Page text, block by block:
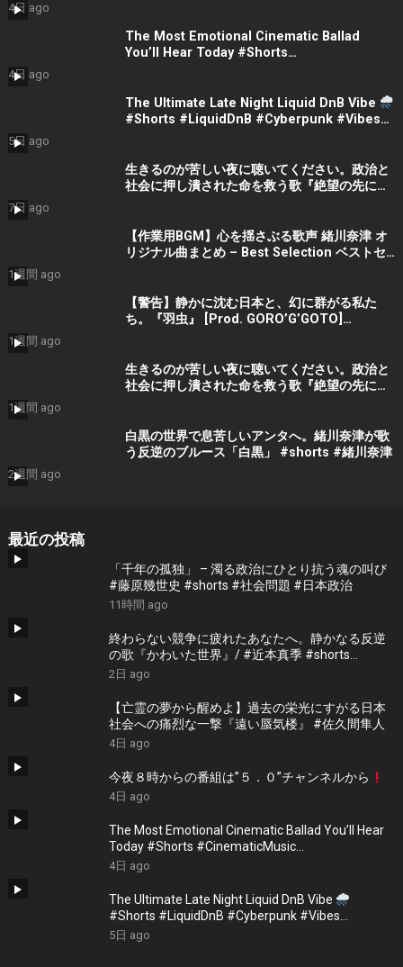
4日 ago
The Most Emotional Cinematic Ballad
You’ll Hear Today #Shorts
4日 ago
The Ultimate Late Night Liquid DnB Vibe
#Shorts #LiquidDnB #Cyberpunk #Vibes
5日 ago
生きるのが苦しい夜に聴いてください。政治と
社会に押し潰された命を救う歌『絶望の先に』
7日 ago
【作業用BGM】心を揺さぶる歌声 緒川奈津 オ
リジナル曲まとめ – Best Selection ベストセ
1週間 ago
【警告】静かに沈む日本と、幻に群がる私た
ち。『羽虫』 [Prod. GORO’G’GOTO]
1週間 ago
生きるのが苦しい夜に聴いてください。政治と
社会に押し潰された命を救う歌『絶望の先に』
1週間 ago
白黒の世界で息苦しいアンタへ。緒川奈津が歌
う反逆のブルース「白黒」 #shorts #緒川奈津
2週間 ago
最近の投稿
「千年の孤独」 – 濁る政治にひとり抗う魂の叫び
#藤原幾世史 #shorts #社会問題 #日本政治
11時間 ago
終わらない競争に疲れたあなたへ。静かなる反逆
の歌『かわいた世界』/ #近本真季 #shorts
#music
2日 ago
【亡霊の夢から醒めよ】過去の栄光にすがる日本
社会への痛烈な一撃『遠い蜃気楼』 #佐久間隼人
4日 ago
今夜８時からの番組は”５．０”チャンネルから
4日 ago
The Most Emotional Cinematic Ballad You’ll Hear
Today #Shorts #CinematicMusic
#EmotionalVibes #Piano
4日 ago
The Ultimate Late Night Liquid DnB Vibe
#Shorts #LiquidDnB #Cyberpunk #Vibes
#ElectronicMusic
5日 ago